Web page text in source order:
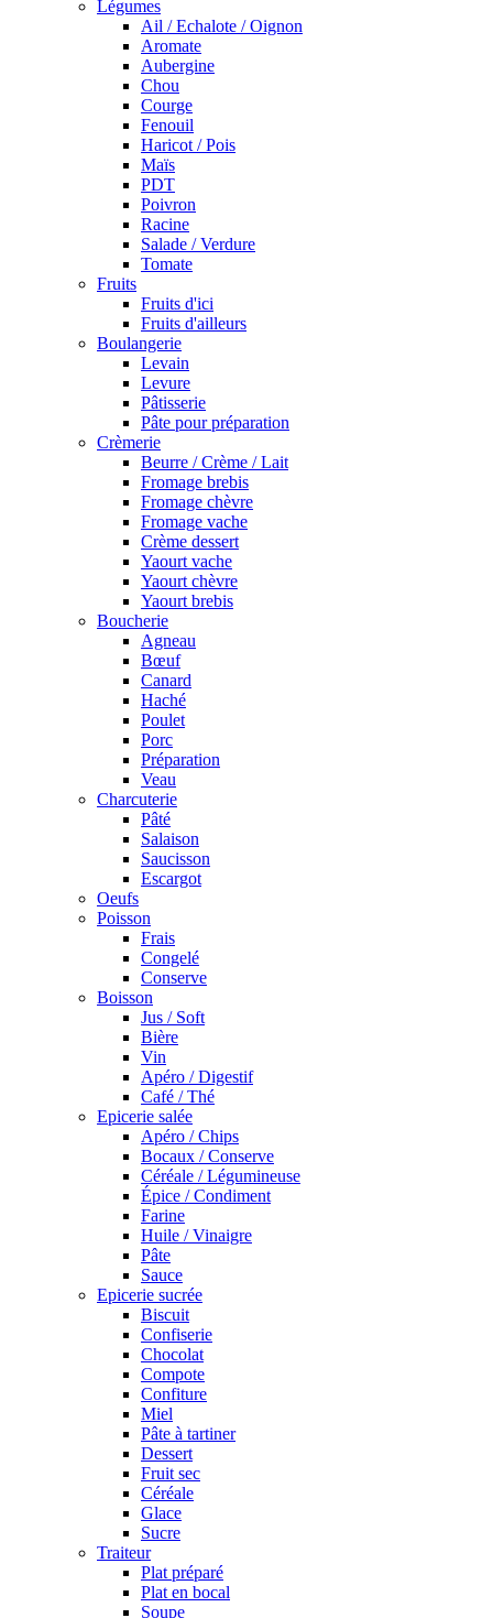
Légumes
Ail / Echalote / Oignon
Aromate
Aubergine
Chou
Courge
Fenouil
Haricot / Pois
Maïs
PDT
Poivron
Racine
Salade / Verdure
Tomate
Fruits
Fruits d'ici
Fruits d'ailleurs
Boulangerie
Levain
Levure
Pâtisserie
Pâte pour préparation
Crèmerie
Beurre / Crème / Lait
Fromage brebis
Fromage chèvre
Fromage vache
Crème dessert
Yaourt vache
Yaourt chèvre
Yaourt brebis
Boucherie
Agneau
Bœuf
Canard
Haché
Poulet
Porc
Préparation
Veau
Charcuterie
Pâté
Salaison
Saucisson
Escargot
Oeufs
Poisson
Frais
Congelé
Conserve
Boisson
Jus / Soft
Bière
Vin
Apéro / Digestif
Café / Thé
Epicerie salée
Apéro / Chips
Bocaux / Conserve
Céréale / Légumineuse
Épice / Condiment
Farine
Huile / Vinaigre
Pâte
Sauce
Epicerie sucrée
Biscuit
Confiserie
Chocolat
Compote
Confiture
Miel
Pâte à tartiner
Dessert
Fruit sec
Céréale
Glace
Sucre
Traiteur
Plat préparé
Plat en bocal
Soupe